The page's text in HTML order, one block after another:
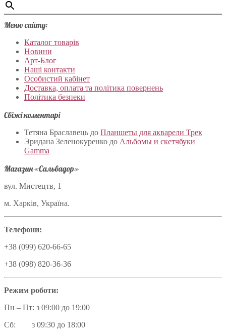
Меню сайту:
Каталог товарів
Новини
Арт-Блог
Наші контакти
Особистий кабінет
Доставка, оплата та політика повернень
Політика безпеки
Свіжі коментарі
Тетяна Браславець до Планшеты для акварели Трек
Эридана Зеленокуренко до Альбомы и скетчбуки
Gamma
Магазин «Сальвадор»
вул. Мистецтв, 1
м. Харків, Україна.
Телефони:
+38 (099) 620-66-65
+38 (098) 820-36-36
Режим роботи:
Пн – Пт: з 09:00 до 19:00
Сб: з 09:30 до 18:00